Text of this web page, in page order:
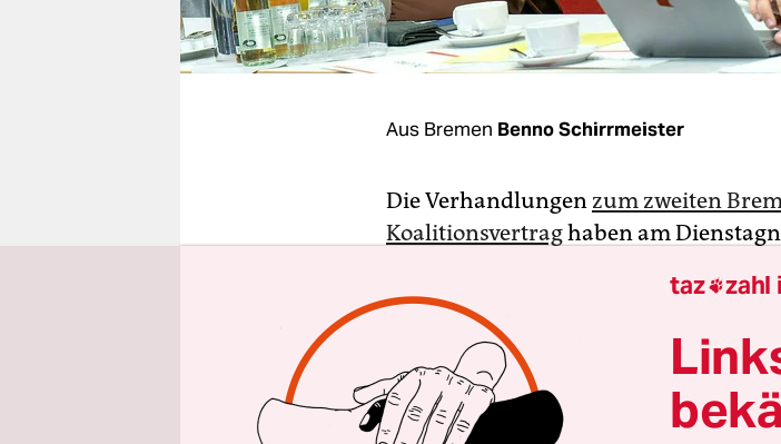
unterstützen
abo
Aus Bremen Benno Schirrmeister
Die Verhandlungen zum zweiten
Koalitionsvertraghaben am
drei Delegationen vor dem
Krankenhauses zum Fototermin. Mit
keinen Antworten auf inhaltliche
bereits vor vier Jahren bewährt, als es
Vertrauensbasis für das damals im
taz zahl